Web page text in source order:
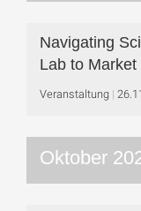
Navigating
Lab to Market
Veranstaltung
Oktober